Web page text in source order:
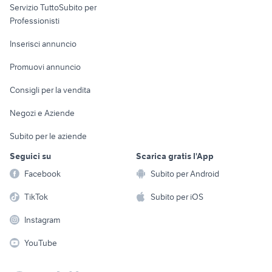
Informatica
Console e
Fotografia
Telefonia
Biciclette
Servizio TuttoSubito per
Professionisti
Inserisci annuncio
Promuovi annuncio
Consigli per la vendita
Negozi e Aziende
Subito per le aziende
Seguici su
Facebook
TikTok
Instagram
YouTube
Scarica gratis l'App
Subito per Android
Subito per iOS